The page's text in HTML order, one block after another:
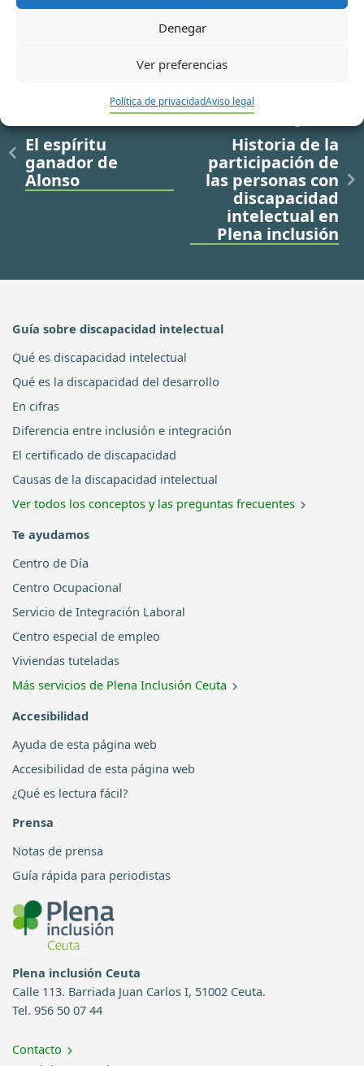
Denegar
Ver preferencias
Política de privacidadAviso legal
Ir a noticia anterior
El espíritu
ganador de
Alonso
Ir a noticia siguiente
Historia de la
participación de
las personas con
discapacidad
intelectual en
Plena inclusión
Guía sobre discapacidad intelectual
Qué es discapacidad intelectual
Qué es la discapacidad del desarrollo
En cifras
Diferencia entre inclusión e integración
El certificado de discapacidad
Causas de la discapacidad intelectual
Ver todos los conceptos y las preguntas frecuentes
Te ayudamos
Centro de Día
Centro Ocupacional
Servicio de Integración Laboral
Centro especial de empleo
Viviendas tuteladas
Más servicios de Plena Inclusión Ceuta
Accesibilidad
Ayuda de esta página web
Accesibilidad de esta página web
¿Qué es lectura fácil?
Prensa
Notas de prensa
Guía rápida para periodistas
Plena inclusión Ceuta
Calle 113. Barriada Juan Carlos I, 51002 Ceuta.
Tel. 956 50 07 44
Contacto